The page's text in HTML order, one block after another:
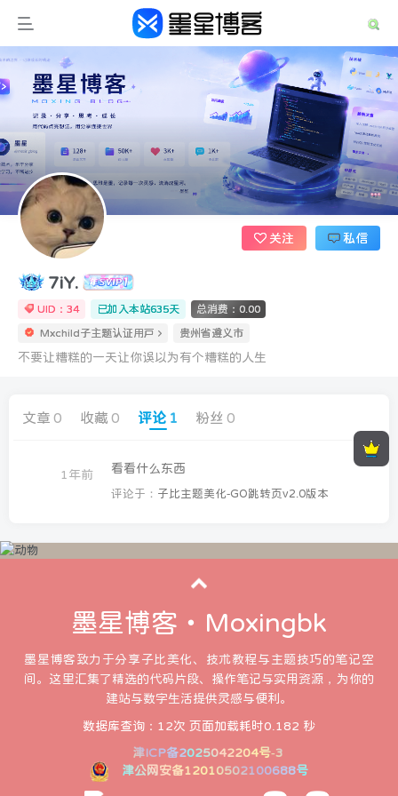
墨星打赏充电
7iY.
UID：34 已加入本站635天 总消费：0.00
Mxchild子主题认证用户 贵州省遵义市
不要让糟糕的一天让你误以为有个糟糕的人生
关注 私信
文章 0 收藏 0 评论 1 粉丝 0
1年前 看看什么东西
评论于： 子比主题美化-GO跳转页v2.0版本
墨星博客・Moxingbk
墨星博客致力于分享子比美化、技术教程与主题技巧的笔记空
间。这里汇集了精选的代码片段、操作笔记与实用资源，为你的
建站与数字生活提供灵感与便利。
数据库查询：12次 页面加载耗时0.182 秒
津ICP备2025042204号-3
津公网安备12010502100688号